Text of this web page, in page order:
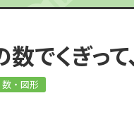
でくぎって
数・図形